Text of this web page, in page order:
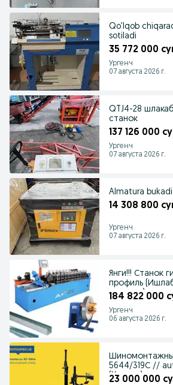
Qo’lqob
sotiladi
35 772 000
Ургенч
07 августа 2026 г.
QTJ4-28
станок
137 126 000
Ургенч
07 августа 2026 г.
Almatura
14 308 800
Ургенч
07 августа 2026 г.
Янги!!! Станок
профиль
станоки)
184 822 000
Ургенч
06 августа 2026 г.
5644/319С //
(Xorazm)
23 000 000